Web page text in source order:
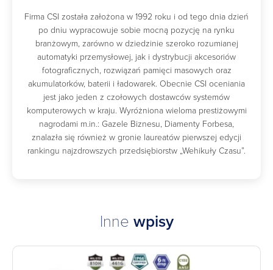
Firma CSI została założona w 1992 roku i od tego dnia dzień
po dniu wypracowuje sobie mocną pozycję na rynku
branżowym, zarówno w dziedzinie szeroko rozumianej
automatyki przemysłowej, jak i dystrybucji akcesoriów
fotograficznych, rozwiązań pamięci masowych oraz
akumulatorków, baterii i ładowarek. Obecnie CSI oceniania
jest jako jeden z czołowych dostawców systemów
komputerowych w kraju. Wyróżniona wieloma prestiżowymi
nagrodami m.in.: Gazele Biznesu, Diamenty Forbesa,
znalazła się również w gronie laureatów pierwszej edycji
rankingu najzdrowszych przedsiębiorstw „Wehikuły Czasu”.
Inne wpisy